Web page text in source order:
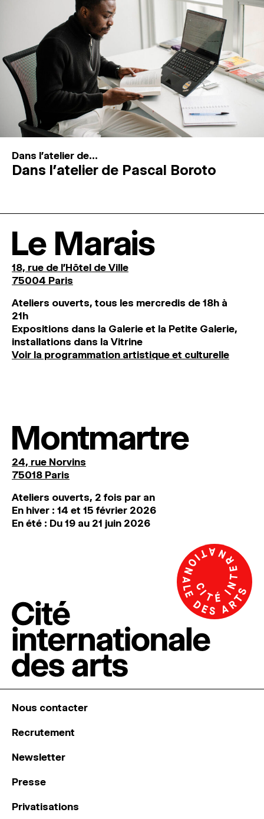
Dans l'atelier de...
Dans l’atelier de Pascal Boroto
Le Marais
18, rue de l'Hôtel de Ville
75004 Paris
Ateliers ouverts, tous les mercredis de 18h à
21h
Expositions dans la Galerie et la Petite Galerie,
installations dans la Vitrine
Voir la programmation artistique et culturelle
Montmartre
24, rue Norvins
75018 Paris
Ateliers ouverts, 2 fois par an
En hiver : 14 et 15 février 2026
En été : Du 19 au 21 juin 2026
Nous contacter
Recrutement
Newsletter
Presse
Privatisations